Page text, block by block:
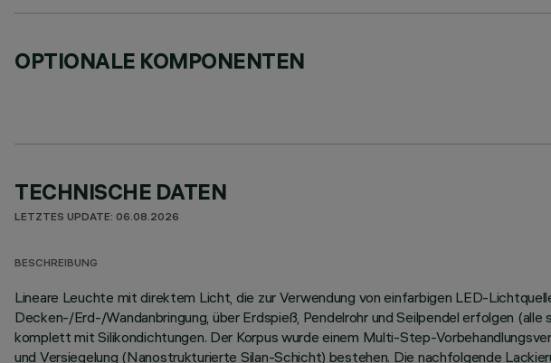
OPTIONALE KOMPONENTEN
TECHNISCHE DATEN
LETZTES UPDATE: 06.08.2026
BESCHREIBUNG
Lineare Leuchte mit direktem Licht, die zur Verwendung von einfarbigen LED-
Decken-/Erd-/Wandanbringung, über Erdspieß, Pendelrohr und Seilpendel erfolgen
komplett mit Silikondichtungen. Der Korpus wurde einem Multi-Step-
und Versiegelung (Nanostrukturierte Silan-Schicht) bestehen. Die nachfolgende